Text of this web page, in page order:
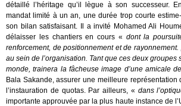
détaillé l’héritage qu’il lègue à son successeur.
mandat limité à un an, une durée trop courte
son bilan satisfaisant. Il a invité Mohamed Ali
délaisser les chantiers en cours « dont la
renforcement, de positionnement et de
au sein de l’organisation. Tant que ces deux
monde, trainera la fâcheuse image d’une amicale
Bala Sakande, assurer une meilleure
l’instauration de quotas. Par ailleurs, « dans
importante approuvée par la plus haute instance de